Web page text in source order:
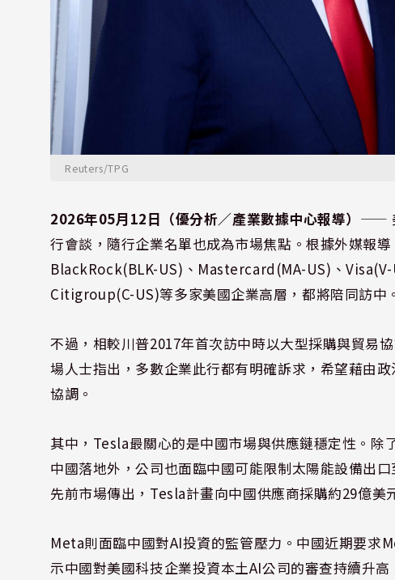
Reuters/TPG
2026年05月12日（優分析／產業數據中心報導） ⸺ 美
行會談，隨行企業名單也成為市場焦點。根據外媒報
BlackRock(BLK-US)、Mastercard(MA-US)、
Citigroup(C-US)等多家美國企業高層，都將陪同訪中。
不過，相較川普2017年首次訪中時以大型採購與貿易
場人士指出，多數企業此行都有明確訴求，希望藉由
協調。
其中，Tesla最關心的是中國市場與供應鏈穩定性。
中國落地外，公司也面臨中國可能限制太陽能設備出
先前市場傳出，Tesla計畫向中國供應商採購約29億美
Meta則面臨中國對AI投資的監管壓力。中國近期要求
示中國對美國科技企業投資本土AI公司的審查持續升高